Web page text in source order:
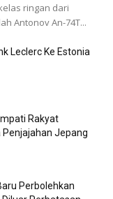
ringan dari
Antonov An-74T...
Leclerc Ke Estonia
Rakyat
Jepang
Perbolehkan